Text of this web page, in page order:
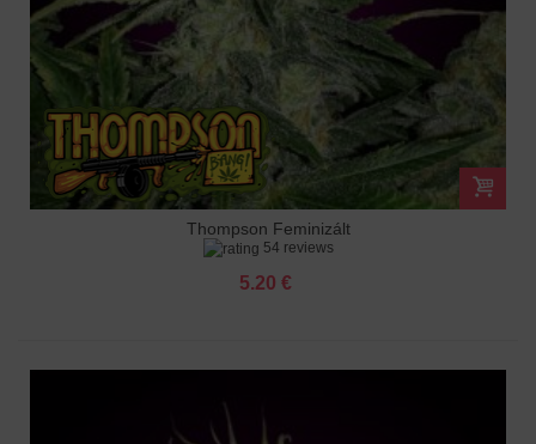
Thompson Feminizált
54 reviews
5.20 €